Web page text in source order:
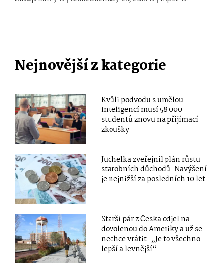
Nejnovější z kategorie
Kvůli podvodu s umělou
inteligencí musí 58 000
studentů znovu na přijímací
zkoušky
Juchelka zveřejnil plán růstu
starobních důchodů: Navýšení
je nejnižší za posledních 10 let
Starší pár z Česka odjel na
dovolenou do Ameriky a už se
nechce vrátit: „Je to všechno
lepší a levnější“